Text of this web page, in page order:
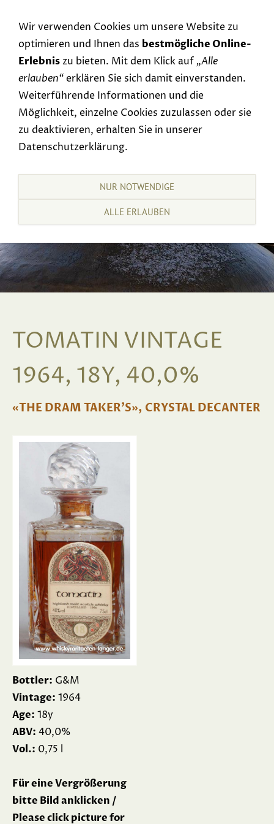
TOMATIN VINTAGE
1964, 18Y, 40,0%
«THE DRAM TAKER'S», CRYSTAL DECANTER
Bottler: G&M
Vintage: 1964
Age: 18y
ABV: 40,0%
Vol.: 0,75 l
Für eine Vergrößerung
bitte Bild anklicken /
Please click picture for
Wir verwenden Cookies um unsere Website zu
optimieren und Ihnen das bestmögliche Online-
Erlebniszu bieten. Mit dem Klick auf „Alle
erlauben“erklären Sie sich damit einverstanden.
Weiterführende Informationen und die
Möglichkeit, einzelne Cookies zuzulassen oder sie
zu deaktivieren, erhalten Sie in unserer
Datenschutzerklärung.
NUR NOTWENDIGE
ALLE ERLAUBEN